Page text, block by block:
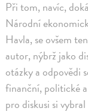
Při tom, navíc,
Národní
Havla, se ovšem
autor, nýbrž jako
otázky a odpovědi
finanční, politické
pro diskusi si